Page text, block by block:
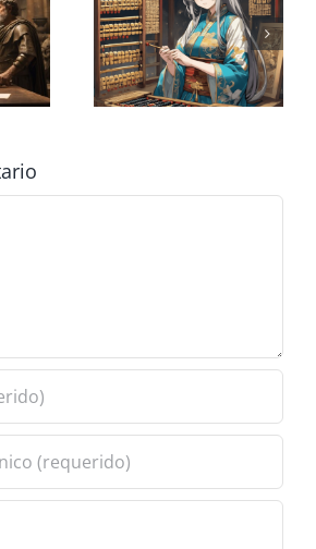
Chino
Cómo el sistema
sexagesimal
chino
revolucionó la
geografía